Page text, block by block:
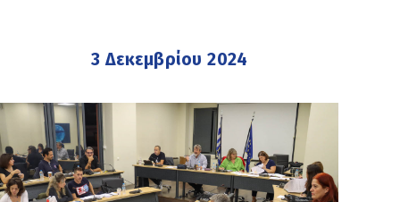
3 Δεκεμβρίου 2024